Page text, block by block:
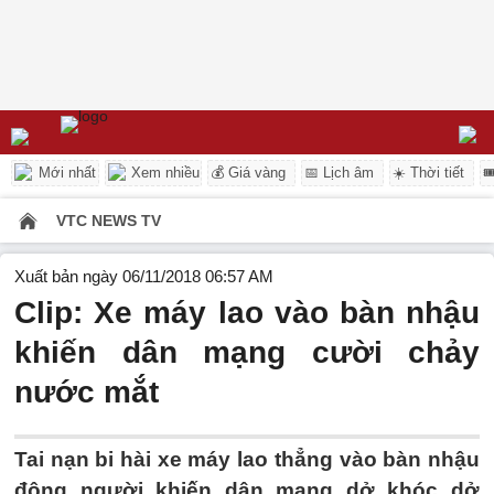
Mới nhất Xem nhiều 💰 Giá vàng 📅 Lịch âm ☀️ Thời tiết
VTC NEWS TV
Xuất bản ngày 06/11/2018 06:57 AM
Clip: Xe máy lao vào bàn nhậu
khiến dân mạng cười chảy
nước mắt
Tai nạn bi hài xe máy lao thẳng vào bàn nhậu